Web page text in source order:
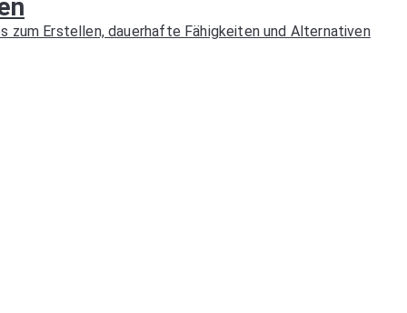
zum Erstellen, dauerhafte Fähigkeiten und Alternativen